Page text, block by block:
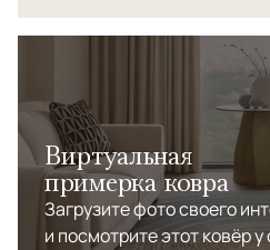
Виртуальная
примерка ковра
Загрузите фото своего
и посмотрите этот ковёр